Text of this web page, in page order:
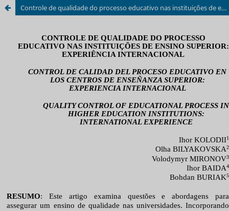
Controle de qualidade do processo educativo nas instituições de ensino superior: experiência internacional